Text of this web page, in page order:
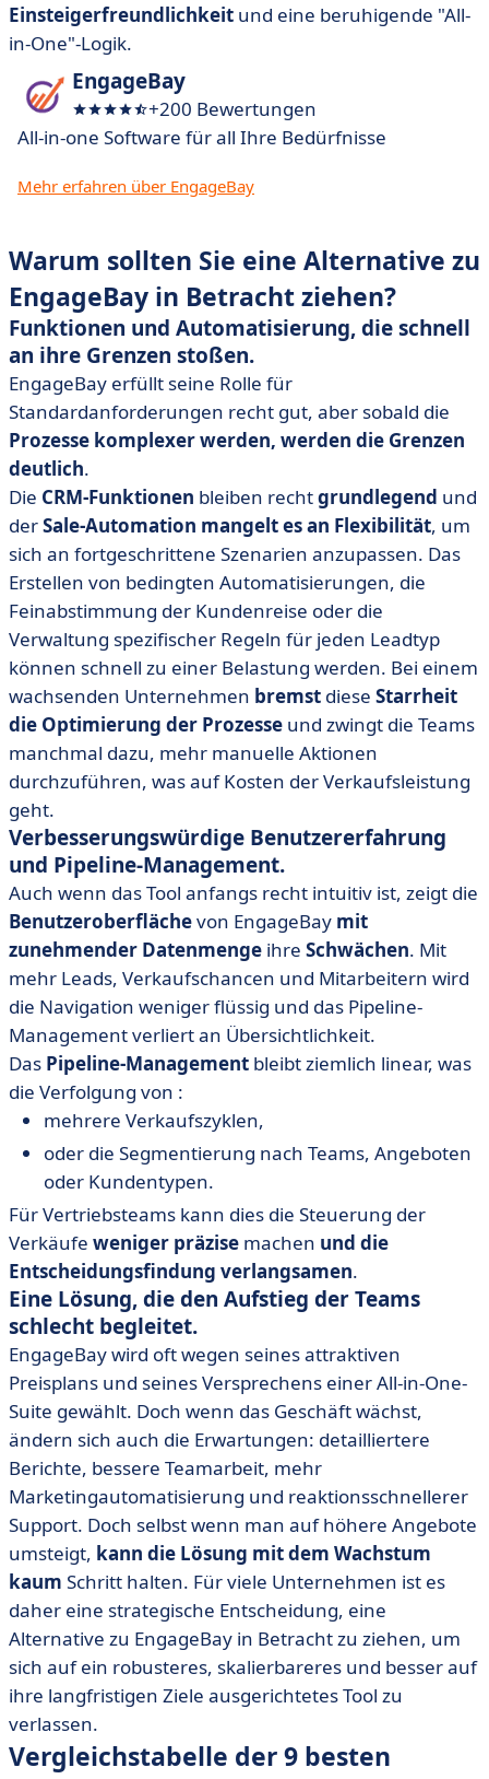
Einsteigerfreundlichkeit und eine beruhigende "All-
in-One"-Logik.
EngageBay
+200 Bewertungen
All-in-one Software für all Ihre Bedürfnisse
Mehr erfahren über EngageBay
Warum sollten Sie eine Alternative zu
EngageBay in Betracht ziehen?
Funktionen und Automatisierung, die schnell
an ihre Grenzen stoßen.
EngageBay erfüllt seine Rolle für
Standardanforderungen recht gut, aber sobald die
Prozesse komplexer werden, werden die Grenzen
deutlich.
Die CRM-Funktionen bleiben rechtgrundlegend und
derSale-Automation mangelt es an Flexibilität, um
sich an fortgeschrittene Szenarien anzupassen. Das
Erstellen von bedingten Automatisierungen, die
Feinabstimmung der Kundenreise oder die
Verwaltung spezifischer Regeln für jeden Leadtyp
können schnell zu einer Belastung werden. Bei einem
wachsenden Unternehmen bremst diese Starrheit
die Optimierung der Prozesse und zwingt die Teams
manchmal dazu, mehr manuelle Aktionen
durchzuführen, was auf Kosten der Verkaufsleistung
geht.
Verbesserungswürdige Benutzererfahrung
und Pipeline-Management.
Auch wenn das Tool anfangs recht intuitiv ist, zeigt die
Benutzeroberflächevon EngageBay mit
zunehmender Datenmenge ihre Schwächen. Mit
mehr Leads, Verkaufschancen und Mitarbeitern wird
die Navigation weniger flüssig und das Pipeline-
Management verliert an Übersichtlichkeit.
Das Pipeline-Management bleibt ziemlich linear, was
die Verfolgung von :
mehrere Verkaufszyklen,
oder die Segmentierung nach Teams, Angeboten
oder Kundentypen.
Für Vertriebsteams kann dies die Steuerung der
Verkäufe weniger präzise machen und die
Entscheidungsfindung verlangsamen.
Eine Lösung, die den Aufstieg der Teams
schlecht begleitet.
EngageBay wird oft wegen seines attraktiven
Preisplans und seines Versprechens einer All-in-One-
Suite gewählt. Doch wenn das Geschäft wächst,
ändern sich auch die Erwartungen: detailliertere
Berichte, bessere Teamarbeit, mehr
Marketingautomatisierung und reaktionsschnellerer
Support. Doch selbst wenn man auf höhere Angebote
umsteigt, kann die Lösung mit dem Wachstum
kaum Schritt halten. Für viele Unternehmen ist es
daher eine strategische Entscheidung, eine
Alternative zu EngageBay in Betracht zu ziehen, um
sich auf ein robusteres, skalierbareres und besser auf
ihre langfristigen Ziele ausgerichtetes Tool zu
verlassen.
Vergleichstabelle der 9 besten